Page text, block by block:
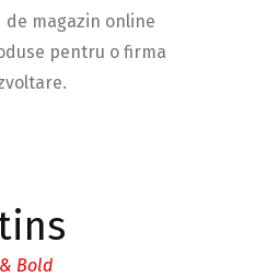
magazin online
pentru o firma
Bold